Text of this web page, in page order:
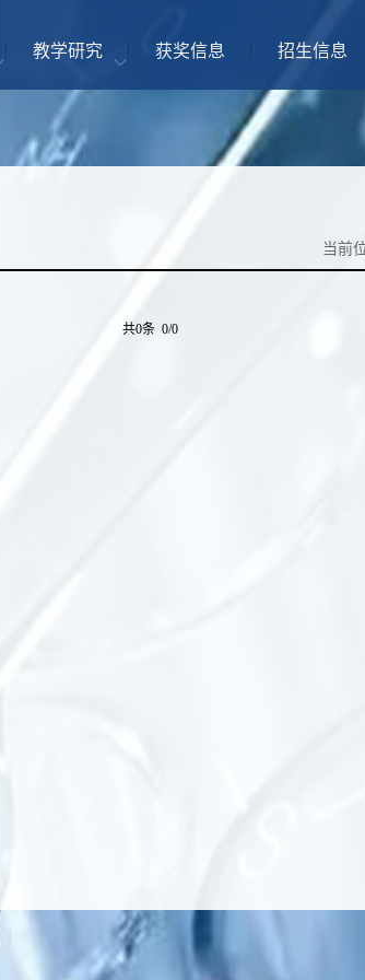
教学研究 获奖信息 招生信息
当前
共0条 0/0